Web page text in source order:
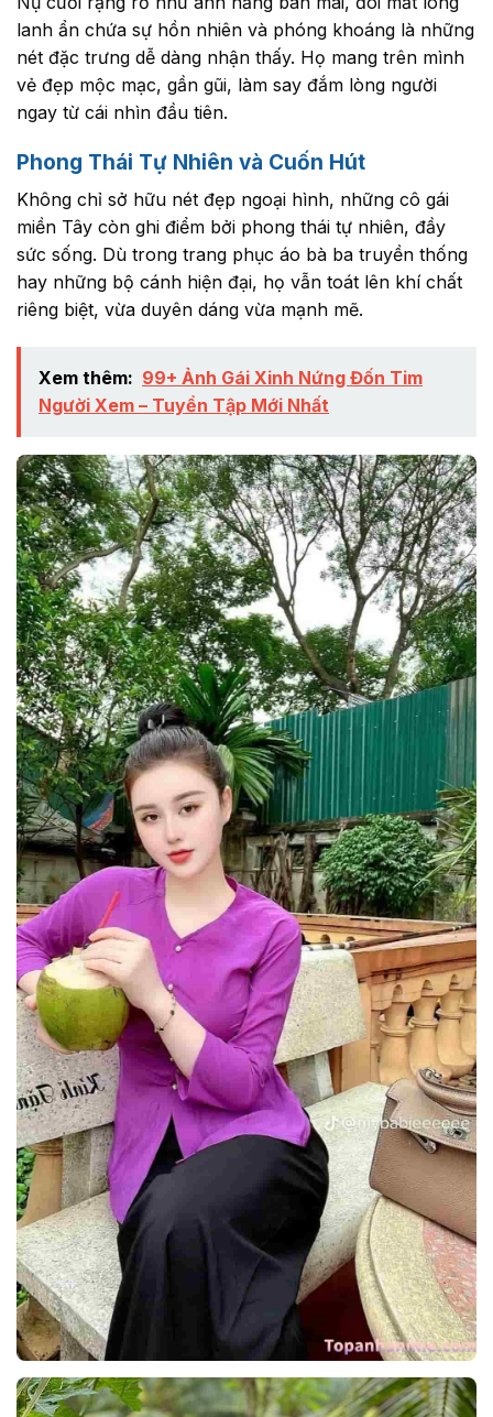
lanh ẩn chứa sự hồn nhiên và phóng khoáng là những
nét đặc trưng dễ dàng nhận thấy. Họ mang trên mình
vẻ đẹp mộc mạc, gần gũi, làm say đắm lòng người
ngay từ cái nhìn đầu tiên.
Phong Thái Tự Nhiên và Cuốn Hút
Không chỉ sở hữu nét đẹp ngoại hình, những cô gái
miền Tây còn ghi điểm bởi phong thái tự nhiên, đầy
sức sống. Dù trong trang phục áo bà ba truyền thống
hay những bộ cánh hiện đại, họ vẫn toát lên khí chất
riêng biệt, vừa duyên dáng vừa mạnh mẽ.
Xem thêm: 99+ Ảnh Gái Xinh Nứng Đốn Tim
Người Xem – Tuyển Tập Mới Nhất